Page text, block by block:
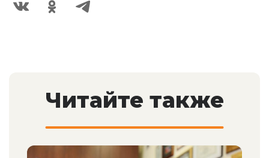
Читайте также